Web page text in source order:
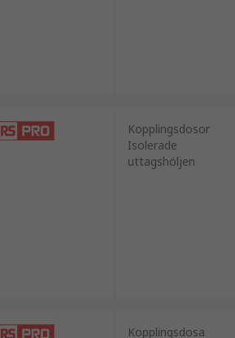
Kopplingsdosor
Isolerade
uttagshöljen
Kopplingsdosa